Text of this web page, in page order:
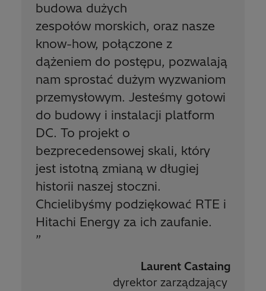
budowa dużych
zespołów morskich, oraz nasze
know-how, połączone z
dążeniem do postępu, pozwalają
nam sprostać dużym wyzwaniom
przemysłowym. Jesteśmy gotowi
do budowy i instalacji platform
DC. To projekt o
bezprecedensowej skali, który
jest istotną zmianą w długiej
historii naszej stoczni.
Chcielibyśmy podziękować RTE i
Hitachi Energy za ich zaufanie.
”
Laurent Castaing
dyrektor zarządzający